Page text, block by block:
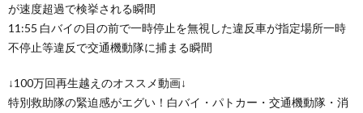
が速度超過で検挙される瞬間
11:55 白バイの目の前で一時停止を無視した違反車が指定場所一時
不停止等違反で交通機動隊に捕まる瞬間
↓100万回再生越えのオススメ動画↓
特別救助隊の緊迫感がエグい！白バイ・パトカー・交通機動隊・消